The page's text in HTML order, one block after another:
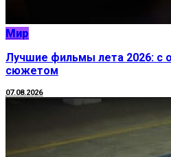
Мир
Лучшие фильмы лета 2026: с
сюжетом
07.08.2026